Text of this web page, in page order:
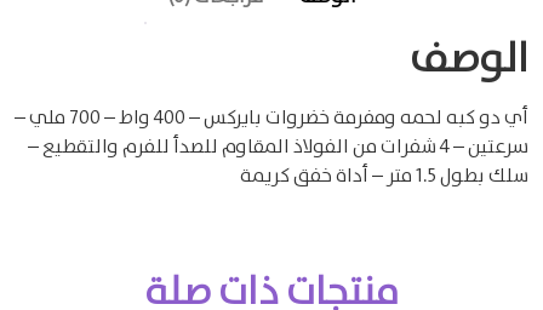
الوصف
أي دو كبه لحمه ومفرمة خضروات بايركس – 400 واط – 700 ملي –
سرعتين – 4 شفرات من الفولاذ المقاوم للصدأ للفرم والتقطيع –
سلك بطول 1.5 متر – أداة خفق كريمة
منتجات ذات صلة